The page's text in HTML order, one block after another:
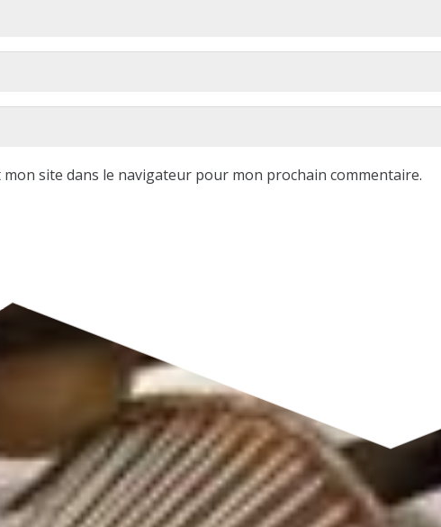
site dans le navigateur pour mon prochain commentaire.